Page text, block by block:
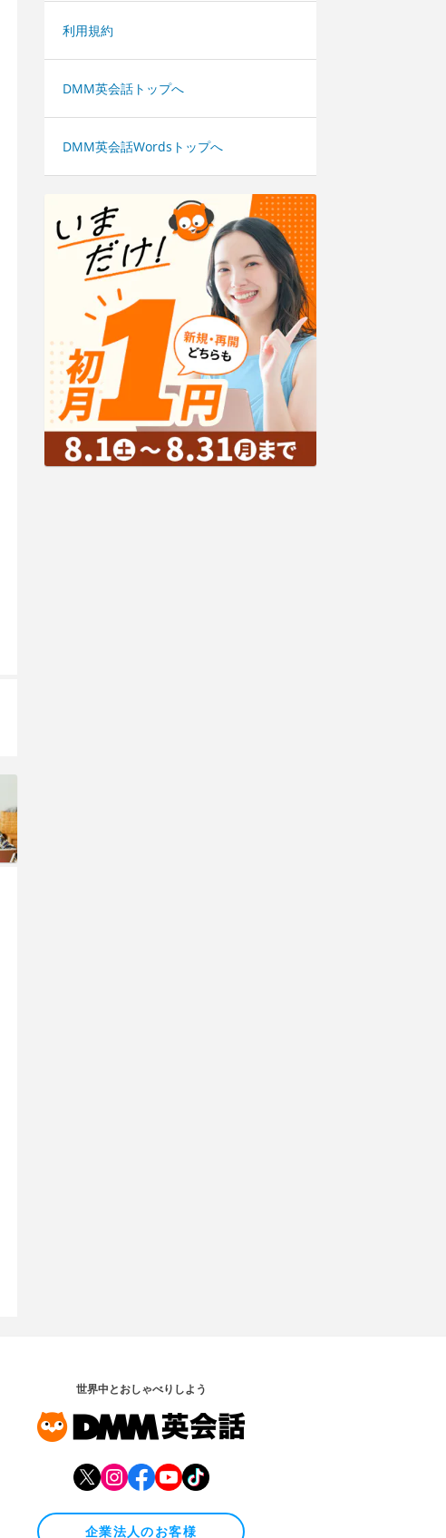
利用規約
DMM英会話トップへ
DMM英会話Wordsトップへ
世界中とおしゃべりしよう
企業法人のお客様